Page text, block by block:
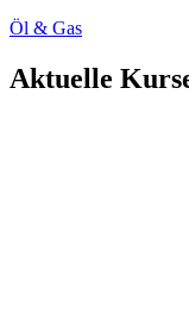
Öl & Gas
Aktuelle